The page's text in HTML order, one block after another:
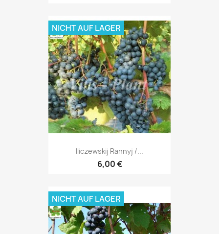
Iliczewskij Rannyj /...
6,00 €
NICHT AUF LAGER
NICHT AUF LAGER